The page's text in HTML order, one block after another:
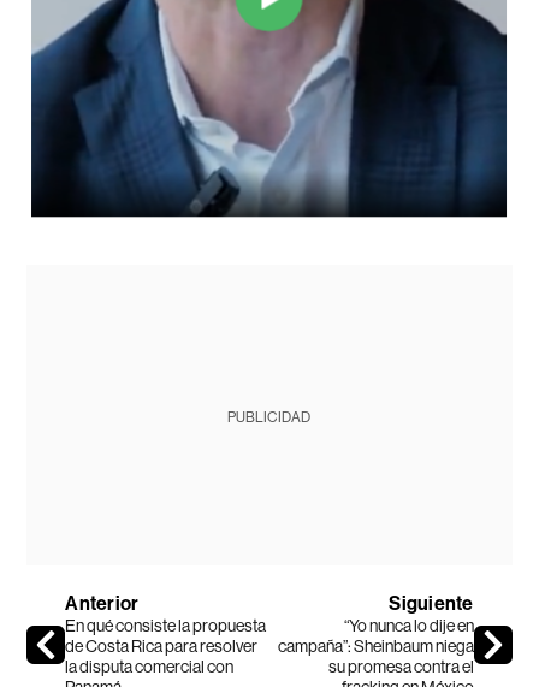
PUBLICIDAD
Anterior
En qué consiste la propuesta
de Costa Rica para resolver
la disputa comercial con
Siguiente
“Yo nunca lo dije en
campaña”: Sheinbaum niega
su promesa contra el